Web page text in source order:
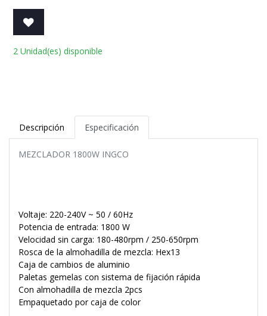
2 Unidad(es) disponible
Descripción Especificación
MEZCLADOR 1800W INGCO
Voltaje: 220-240V ~ 50 / 60Hz
Potencia de entrada: 1800 W
Velocidad sin carga: 180-480rpm / 250-650rpm
Rosca de la almohadilla de mezcla: Hex13
Caja de cambios de aluminio
Paletas gemelas con sistema de fijación rápida
Con almohadilla de mezcla 2pcs
Empaquetado por caja de color